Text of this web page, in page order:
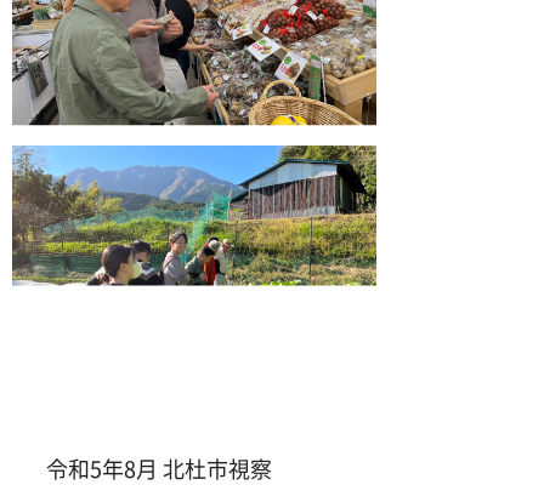
令和5年8月 北杜市視察